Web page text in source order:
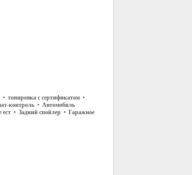
тонировка с сертификатом •
контроль • Автомобиль
• Задний спойлер • Гаражное